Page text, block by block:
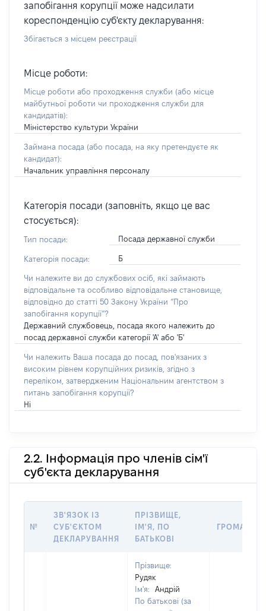
запобігання корупції може надсилати
кореспонденцію суб'єкту декларування:
Збігається з місцем реєстрації
Місце роботи:
Місце роботи або проходження служби (або місце
майбутньої роботи чи проходження служби для
кандидатів):
Міністерство культури України
Займана посада (або посада, на яку претендуєте як
кандидат):
Начальник управління персоналу
Категорія посади (заповніть, якщо це вас
стосується):
Тип посади: Посада державної служби
Категорія посади: Б
Чи належите ви до службових осіб, які займають
відповідальне та особливо відповідальне становище,
відповідно до статті 50 Закону України “Про
запобігання корупції”?
Державний службовець, посада якого належить до
посад державної служби категорії 'А' або 'Б'
Чи належить Ваша посада до посад, пов'язаних з
високим рівнем корупційних ризиків, згідно з
переліком, затвердженим Національним агентством з
питань запобігання корупції?
Ні
2.2. Інформація про членів сім'ї
суб'єкта декларування
№
ЗВ'ЯЗОК ІЗ
СУБ'ЄКТОМ
ДЕКЛАРУВАННЯ
ПРІЗВИЩЕ,
ІМ'Я, ПО
БАТЬКОВІ
Прізвище:
Рудяк
Ім'я:
Андрій
По батькові (за